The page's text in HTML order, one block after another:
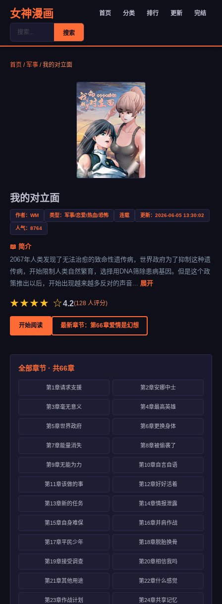
女神漫画 首页 分类 排行 更新 完结
搜索
首页 / 军事 /我的对立面
我的对立面
作者：WM 类型：军事/恋爱/热血/恐怖 连载 更新：2026-06-05 13:30:02
人气：8764
📖 简介
2067年人类发现了无法治愈的致命性遗传病，世界政府为了抑制这种遗
传病，开始限制人类自然繁育，选择用DNA筛除患病基因。但是这个政
策推出以后，开始出现越来越多反对的声音... 展开
★★★★ ☆4.2(128 人评分)
开始阅读 最新章节：第66章爱情是幻想
全部章节 · 共66章
第1章请求支援 第2章安娜中士
第3章毫无意义 第4章最高英雄
第5章世界政府 第6章更换身体
第7章能量消失 第8章被偷袭了
第9章无能为力 第10章自言自语
第11章该做的事 第12章好好活着
第13章新的任务 第14章情报泄露
第15章自身难保 第16章并肩作战
第17章平民少年 第18章脱胎换骨
第19章接受调查 第20章相信我吗
第21章其他用途 第22章什么感觉
第23章作战计划 第24章共享记忆